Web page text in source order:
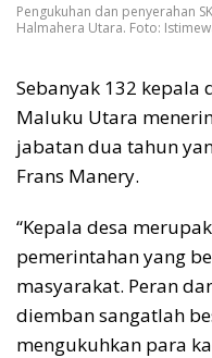
Pengukuhan dan penyerahan
Halmahera Utara. Foto:
Sebanyak 132 kepala
Maluku Utara
jabatan dua tahun
Frans Manery.
“Kepala desa
pemerintahan yang
masyarakat. Peran
diemban sangatlah
mengukuhkan para